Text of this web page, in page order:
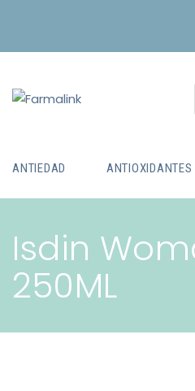
ANTIEDAD ANTIOXIDANTES
Isdin
250ML